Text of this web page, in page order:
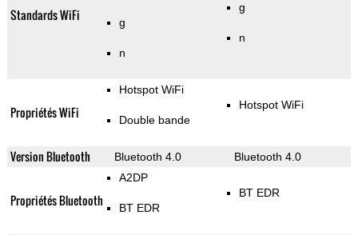
Standards WiFi g
n
g
n
Propriétés WiFi
Hotspot WiFi
Double bande
Hotspot WiFi
Version Bluetooth Bluetooth 4.0 Bluetooth 4.0
Propriétés Bluetooth
A2DP
BT EDR
BT EDR